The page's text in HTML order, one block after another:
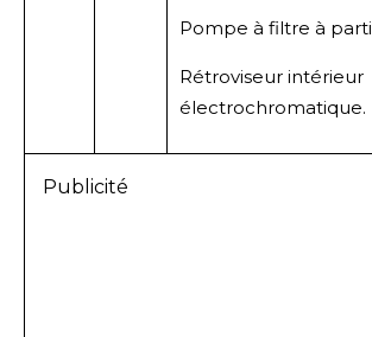
Pompe à filtre à
Rétroviseur intérieur
électrochromatique.
Publicité